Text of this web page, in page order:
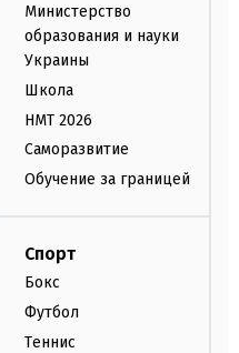
Министерство
образования и науки
Украины
Школа
НМТ 2026
Саморазвитие
Обучение за границей
Спорт
Бокс
Футбол
Теннис